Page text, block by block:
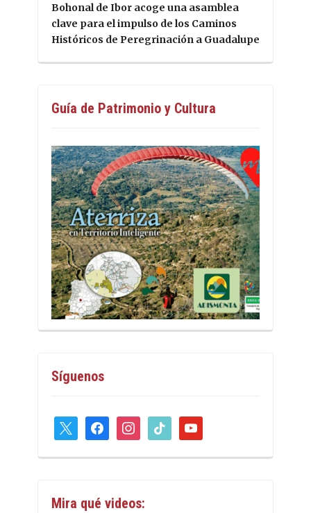
Bohonal de Ibor acoge una asamblea
clave para el impulso de los Caminos
Históricos de Peregrinación a Guadalupe
Guía de Patrimonio y Cultura
Síguenos
facebookinstagram
tiktok youtube
Mira qué videos: